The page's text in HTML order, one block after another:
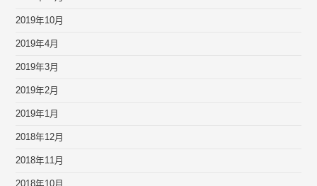
2019年10月
2019年4月
2019年3月
2019年2月
2019年1月
2018年12月
2018年11月
2018年10月